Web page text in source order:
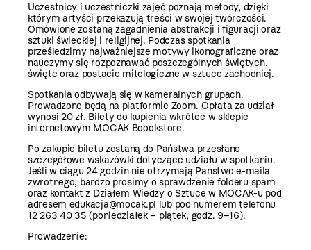
Uczestnicy i uczestniczki zajęć poznają metody, dzięki
którym artyści przekazują treści w swojej twórczości.
Omówione zostaną zagadnienia abstrakcji i figuracji oraz
sztuki świeckiej i religijnej. Podczas spotkania
prześledzimy najważniejsze motywy ikonograficzne oraz
nauczymy się rozpoznawać poszczególnych świętych,
święte oraz postacie mitologiczne w sztuce zachodniej.
Spotkania odbywają się w kameralnych grupach.
Prowadzone będą na platformie Zoom. Opłata za udział
wynosi 20 zł. Bilety do kupienia wkrótce w sklepie
internetowym MOCAK Boookstore.
Po zakupie biletu zostaną do Państwa przesłane
szczegółowe wskazówki dotyczące udziału w spotkaniu.
Jeśli w ciągu 24 godzin nie otrzymają Państwo e-maila
zwrotnego, bardzo prosimy o sprawdzenie folderu spam
oraz kontakt z Działem Wiedzy o Sztuce w MOCAK-u pod
adresem edukacja@mocak.pl lub pod numerem telefonu
12 263 40 35 (poniedziałek – piątek, godz. 9–16).
Prowadzenie: